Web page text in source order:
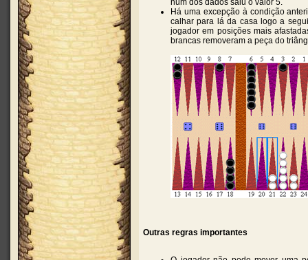
num dos dados saiu o valor 5.
Há uma excepção à condição
calhar para lá da casa logo a
jogador em posições mais
brancas removeram a peça do
Outras regras importantes